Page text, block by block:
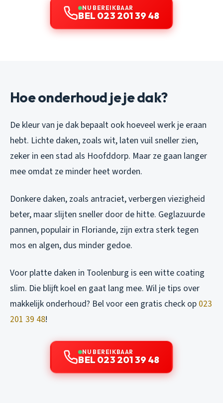
NU BEREIKBAAR
BEL 023 201 39 48
Hoe onderhoud je je dak?
De kleur van je dak bepaalt ook hoeveel werk je eraan
hebt. Lichte daken, zoals wit, laten vuil sneller zien,
zeker in een stad als Hoofddorp. Maar ze gaan langer
mee omdat ze minder heet worden.
Donkere daken, zoals antraciet, verbergen viezigheid
beter, maar slijten sneller door de hitte. Geglazuurde
pannen, populair in Floriande, zijn extra sterk tegen
mos en algen, dus minder gedoe.
Voor platte daken in Toolenburg is een witte coating
slim. Die blijft koel en gaat lang mee. Wil je tips over
makkelijk onderhoud? Bel voor een gratis check op 023
201 39 48!
NU BEREIKBAAR
BEL 023 201 39 48